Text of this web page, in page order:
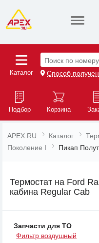
Каталог
Поиск по номеру
Способ
Подбор Корзина
APEX.RU Каталог
Поколение I
Пикап
Термостат на Ford
кабина Regular Cab
Запчасти для ТО
Фильтр воздушный